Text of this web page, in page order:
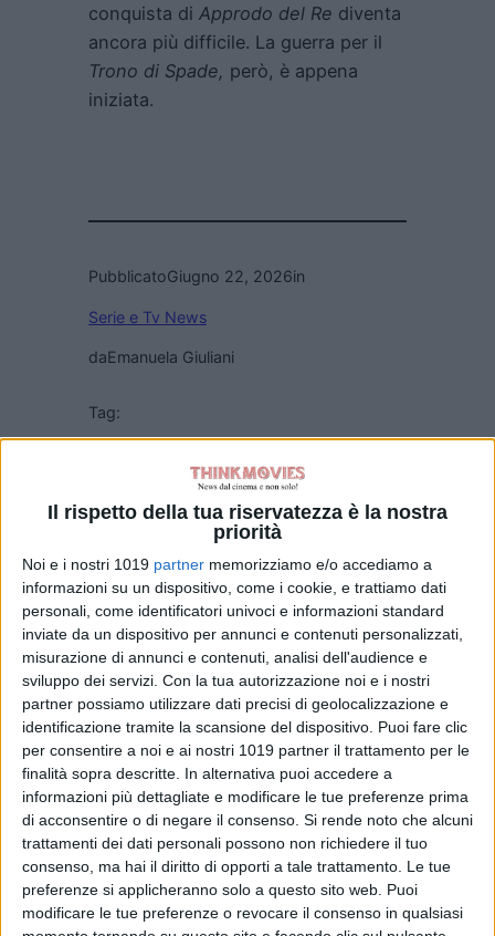
Il rispetto della tua riservatezza è la nostra
priorità
Noi e i nostri 1019 partner memorizziamo e/o accediamo a
informazioni su un dispositivo, come i cookie, e trattiamo dati
personali, come identificatori univoci e informazioni standard
inviate da un dispositivo per annunci e contenuti personalizzati,
misurazione di annunci e contenuti, analisi dell'audience e
sviluppo dei servizi. Con la tua autorizzazione noi e i nostri
partner possiamo utilizzare dati precisi di geolocalizzazione e
identificazione tramite la scansione del dispositivo. Puoi fare clic
per consentire a noi e ai nostri 1019 partner il trattamento per le
finalità sopra descritte. In alternativa puoi accedere a
informazioni più dettagliate e modificare le tue preferenze prima
di acconsentire o di negare il consenso. Si rende noto che alcuni
trattamenti dei dati personali possono non richiedere il tuo
consenso, ma hai il diritto di opporti a tale trattamento. Le tue
preferenze si applicheranno solo a questo sito web. Puoi
modificare le tue preferenze o revocare il consenso in qualsiasi
conquista di Approdo del Re diventa
ancora più difficile. La guerra per il
Trono di Spade, però, è appena
iniziata.
PubblicatoGiugno 22, 2026in
Serie e Tv News
daEmanuela Giuliani
Tag:
Articoli recenti
Godzilla Minus
Zero: il re dei
mostri torna nel
teaser trailer
italiano
di La Redazione
Lionsgate rilancia
Leprechaun: il
folletto assassino
torna in un nuovo
film horror
di Emanuela Giuliani
Meadow Walker e
la Toyota Supra
di Paul Walker:
“Non l’ho
venduta”